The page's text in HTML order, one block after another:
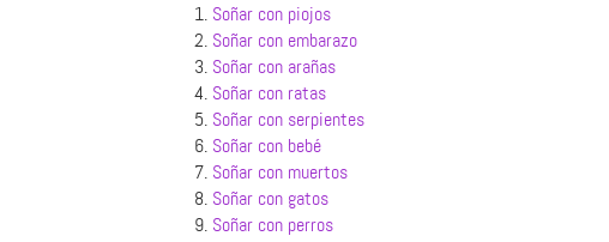
1. Soñar con piojos
2. Soñar con embarazo
3. Soñar con arañas
4. Soñar con ratas
5. Soñar con serpientes
6. Soñar con bebé
7. Soñar con muertos
8. Soñar con gatos
9. Soñar con perros